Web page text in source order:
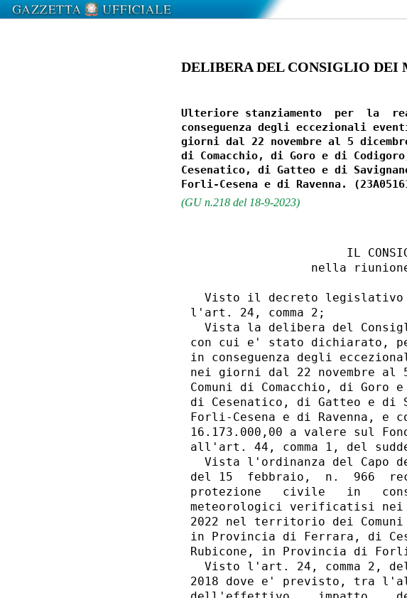
DELIBERA DEL CONSIGLIO DEI
Ulteriore stanziamento  per  la
conseguenza degli eccezionali
giorni dal 22 novembre al 5
di Comacchio, di Goro e di
Cesenatico, di Gatteo e di
(GU n.218 del 18-9-2023)
IL
nella
Visto il decreto
l'art. 24, comma 2;
Vista la delibera del
con cui e' stato dichiarato,
in conseguenza degli
nei giorni dal 22 novembre
Comuni di Comacchio, di
di Cesenatico, di Gatteo e di
Forli-Cesena e di Ravenna,
16.173.000,00 a valere sul
all'art. 44, comma 1, del
Vista l'ordinanza del Capo
del 15  febbraio,  n.  966
protezione   civile   in
meteorologici verificatisi nei
2022 nel territorio dei
in Provincia di Ferrara, di
Rubicone, in Provincia di
Visto l'art. 24, comma 2,
2018 dove e' previsto, tra